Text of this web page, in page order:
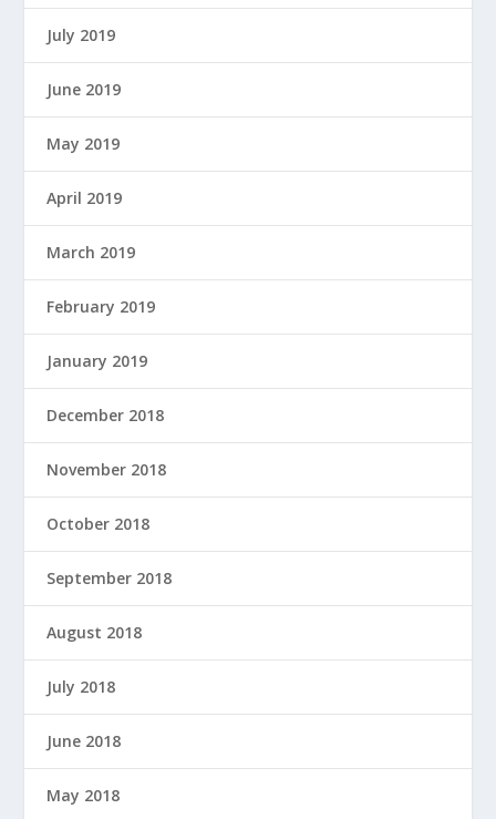
July 2019
June 2019
May 2019
April 2019
March 2019
February 2019
January 2019
December 2018
November 2018
October 2018
September 2018
August 2018
July 2018
June 2018
May 2018